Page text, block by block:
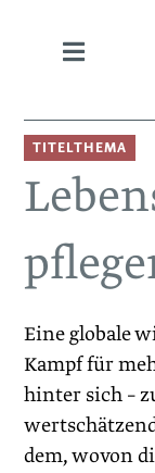
TITELTHEMA
Eine globale
Kampf für
hinter sich –
dem, wovon